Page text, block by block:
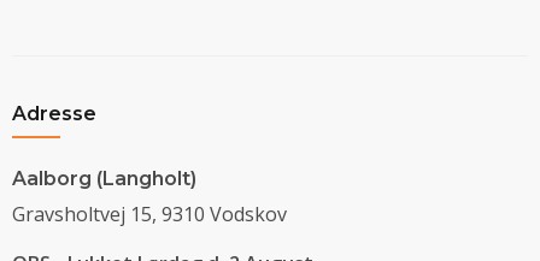
Adresse
Aalborg (Langholt)
Gravsholtvej 15, 9310 Vodskov